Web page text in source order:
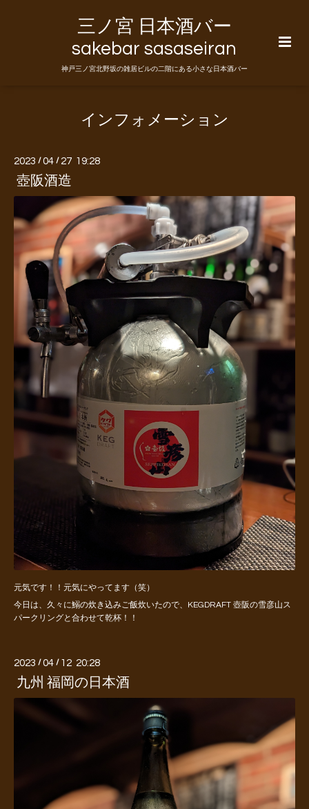
三ノ宮 日本酒バー
sakebar sasaseiran
神戸三ノ宮北野坂の雑居ビルの二階にある小さな日本酒バー
インフォメーション
2023 /04 / 27 19:28
壺阪酒造
元気です！！元気にやってます（笑）
今日は、久々に鰯の炊き込みご飯炊いたので、KEGDRAFT 壺阪の雪彦山ス
パークリングと合わせて乾杯！！
2023 /04 / 12 20:28
九州 福岡の日本酒